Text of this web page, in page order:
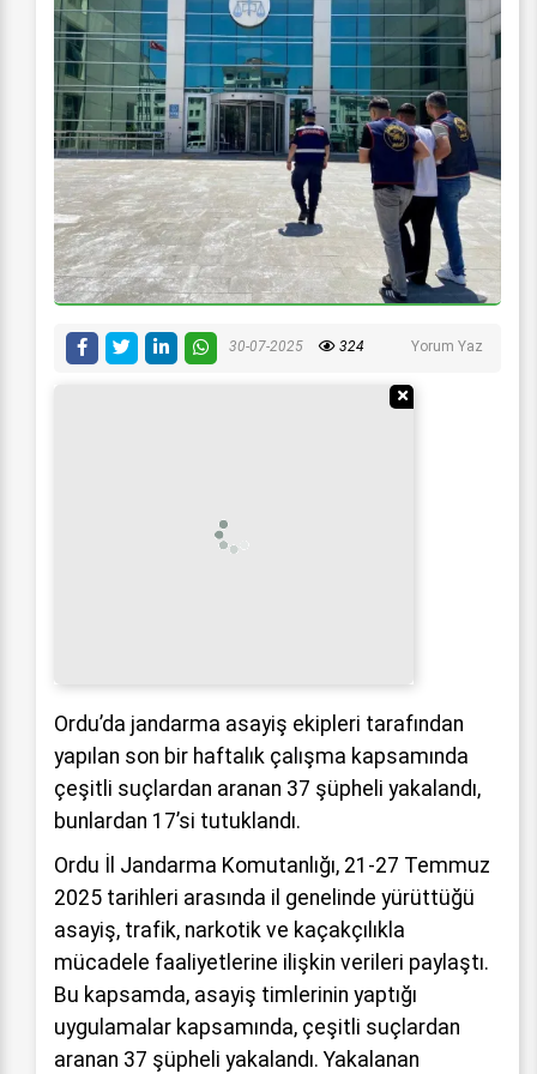
30-07-2025 324 Yorum Yaz
Ordu’da jandarma asayiş ekipleri tarafından
yapılan son bir haftalık çalışma kapsamında
çeşitli suçlardan aranan 37 şüpheli yakalandı,
bunlardan 17’si tutuklandı.
Ordu İl Jandarma Komutanlığı, 21-27 Temmuz
2025 tarihleri arasında il genelinde yürüttüğü
asayiş, trafik, narkotik ve kaçakçılıkla
mücadele faaliyetlerine ilişkin verileri paylaştı.
Bu kapsamda, asayiş timlerinin yaptığı
uygulamalar kapsamında, çeşitli suçlardan
aranan 37 şüpheli yakalandı. Yakalanan